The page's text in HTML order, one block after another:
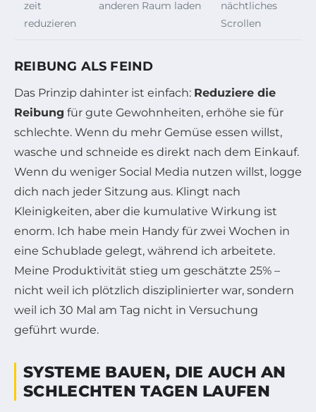
zeit
reduzieren
anderen Raum laden
nächtliches
Scrollen
REIBUNG ALS FEIND
Das Prinzip dahinter ist einfach: Reduziere die
Reibung für gute Gewohnheiten, erhöhe sie für
schlechte. Wenn du mehr Gemüse essen willst,
wasche und schneide es direkt nach dem Einkauf.
Wenn du weniger Social Media nutzen willst, logge
dich nach jeder Sitzung aus. Klingt nach
Kleinigkeiten, aber die kumulative Wirkung ist
enorm. Ich habe mein Handy für zwei Wochen in
eine Schublade gelegt, während ich arbeitete.
Meine Produktivität stieg um geschätzte 25% –
nicht weil ich plötzlich disziplinierter war, sondern
weil ich 30 Mal am Tag nicht in Versuchung
geführt wurde.
SYSTEME BAUEN, DIE AUCH AN
SCHLECHTEN TAGEN LAUFEN